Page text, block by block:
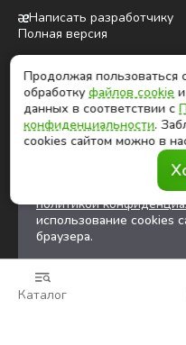
Написать разработчику
Полная версия
ⓒ Глобалтек, 2026
Цены на сайте не
Продолжая
файлов
пользовательских
политикой
использование cookies
браузера.
Каталог
Продолжая пользоваться
обработкуфайлов cookie
данных в соответствии с
конфиденциальности.
cookies сайтом можно в